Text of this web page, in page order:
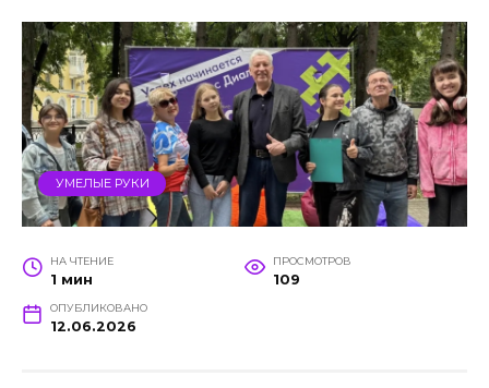
УМЕЛЫЕ РУКИ
НА ЧТЕНИЕ
1 мин
ПРОСМОТРОВ
109
ОПУБЛИКОВАНО
12.06.2026